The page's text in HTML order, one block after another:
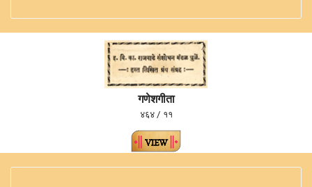
गणेशगीता
४६४ / ११